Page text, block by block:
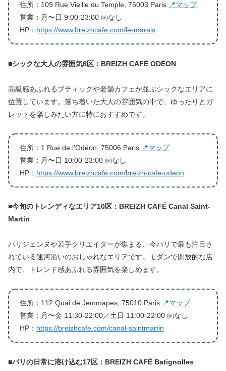
住所：109 Rue Vieille du Temple, 75003 Paris 📍マップ
営業：月〜日 9:00-23:00 ㉁なし
HP： https://www.breizhcafe.com/le-marais
■シックな大人の雰囲気6区：BREIZH CAFÉ ODÉON
高級感あふれるブティックや老舗カフェが並ぶシックなエリアに
位置しています。落ち着いた大人の雰囲気の中で、ゆったりとガ
レットを楽しみたい方に特におすすめです。
住所：1 Rue de l’Odéon, 75006 Paris 📍マップ
営業：月〜日 10:00-23:00 ㉁なし
HP： https://www.breizhcafe.com/breizh-cafe-odeon
■今旬のトレンディなエリア10区：BREIZH CAFÉ Canal Saint-
Martin
パリジェンヌや若手クリエイターが集まる、今パリで最も注目さ
れている運河沿いのおしゃれなエリアです。モダンで開放的な店
内で、トレンド感あふれる雰囲気を楽しめます。
住所：112 Quai de Jemmapes, 75010 Paris 📍マップ
営業：月〜金 11:30-22:00／土日 11:00-22:00 ㉁なし
HP： https://breizhcafe.com/canal-saintmartin
■パリの日常に溶け込む17区：BREIZH CAFÉ Batignolles